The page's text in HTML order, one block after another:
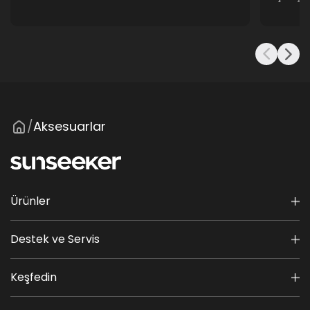
/Aksesuarlar
Ürünler
Destek ve Servis
Keşfedin